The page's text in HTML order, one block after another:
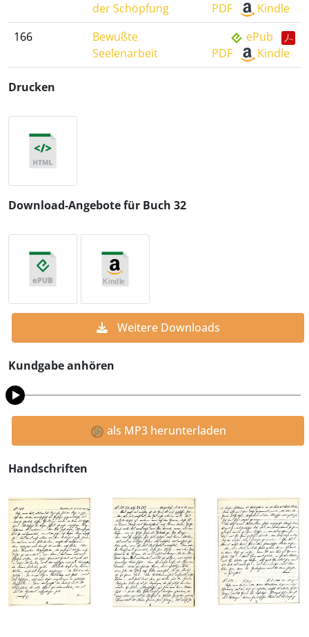
der Schöpfung
PDF
Kindle
166
Bewußte
Seelenarbeit
ePub
PDF
Kindle
Drucken
Download-Angebote für Buch 32
Weitere Downloads
Kundgabe anhören
als MP3 herunterladen
Handschriften